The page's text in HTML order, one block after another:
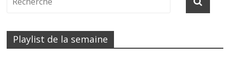
Playlist de la semaine